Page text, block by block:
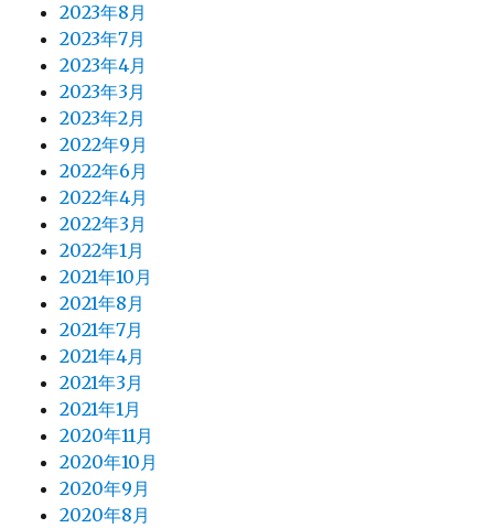
2023年8月
2023年7月
2023年4月
2023年3月
2023年2月
2022年9月
2022年6月
2022年4月
2022年3月
2022年1月
2021年10月
2021年8月
2021年7月
2021年4月
2021年3月
2021年1月
2020年11月
2020年10月
2020年9月
2020年8月